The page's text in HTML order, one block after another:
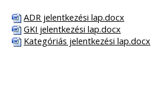
ADR jelentkezési lap.docx
GKI jelentkezési lap.docx
Kategóriás jelentkezési lap.docx